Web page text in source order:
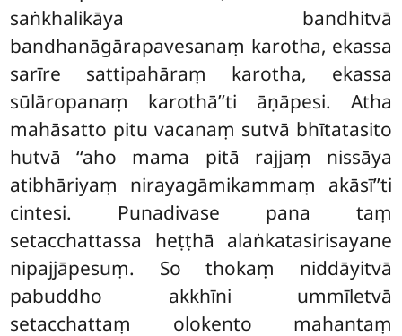
saṅkhalikāya bandhitvā
bandhanāgārapavesanaṃ karotha, ekassa
sarīre sattipahāraṃ karotha, ekassa
sūlāropanaṃ karothā’’ti āṇāpesi. Atha
mahāsatto pitu vacanaṃ sutvā bhītatasito
hutvā ‘‘aho mama pitā rajjaṃ nissāya
atibhāriyaṃ nirayagāmikammaṃ akāsī’’ti
cintesi. Punadivase pana taṃ
setacchattassa heṭṭhā alaṅkatasirisayane
nipajjāpesuṃ. So thokaṃ niddāyitvā
pabuddho akkhīni ummīletvā
setacchattaṃ olokento mahantaṃ